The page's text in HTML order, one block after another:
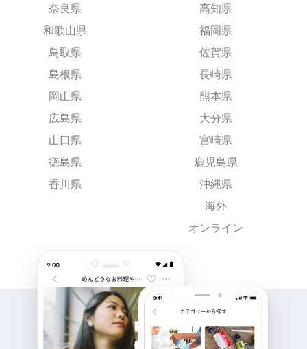
奈良県
和歌山県
鳥取県
島根県
岡山県
広島県
山口県
徳島県
香川県
高知県
福岡県
佐賀県
長崎県
熊本県
大分県
宮崎県
鹿児島県
沖縄県
海外
オンライン